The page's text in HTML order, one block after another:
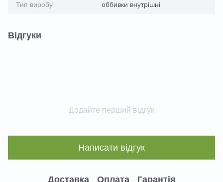
Тип виробу оббивки внутрішні
Відгуки
Додайте перший відгук
Написати відгук
Доставка Оплата Гарантія